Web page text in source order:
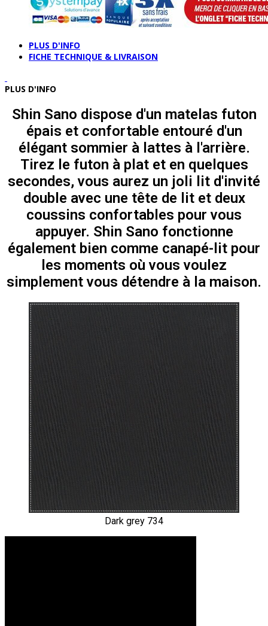
PLUS D'INFO
FICHE TECHNIQUE & LIVRAISON
PLUS D'INFO
Shin Sano dispose d'un matelas futon
épais et confortable entouré d'un
élégant sommier à lattes à l'arrière.
Tirez le futon à plat et en quelques
secondes, vous aurez un joli lit d'invité
double avec une tête de lit et deux
coussins confortables pour vous
appuyer. Shin Sano fonctionne
également bien comme canapé-lit pour
les moments où vous voulez
simplement vous détendre à la maison.
Dark grey 734